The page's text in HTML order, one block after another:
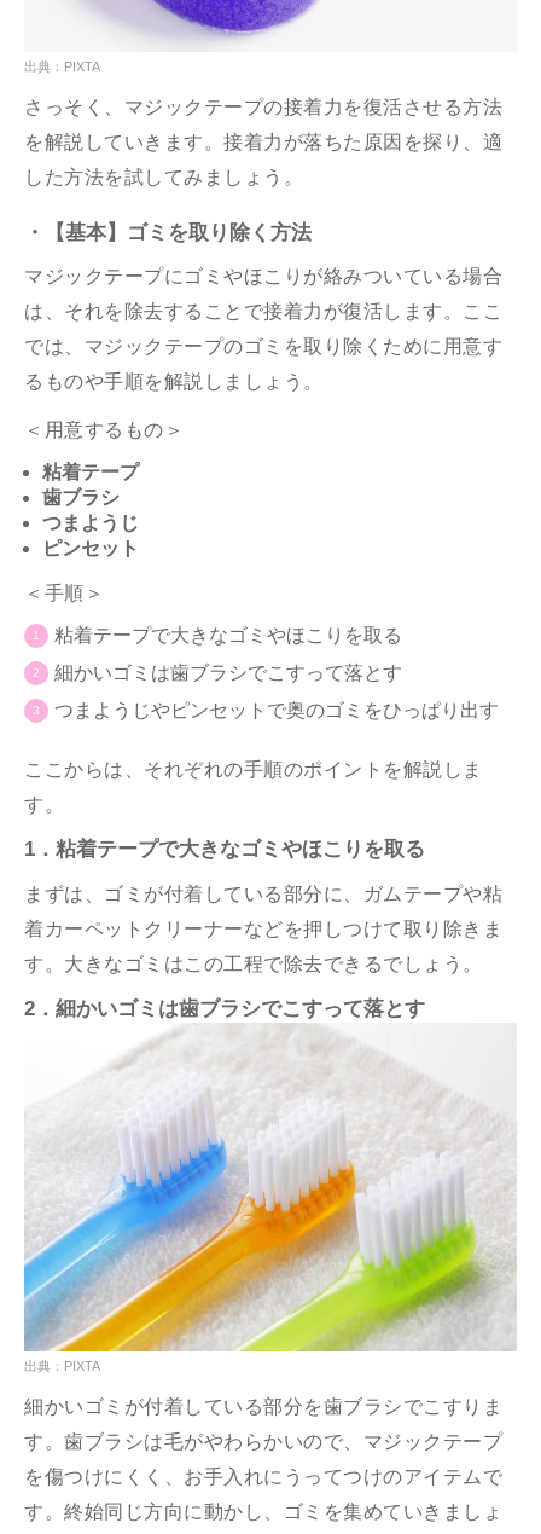
出典：PIXTA
さっそく、マジックテープの接着力を復活させる方法
を解説していきます。接着力が落ちた原因を探り、適
した方法を試してみましょう。
・【基本】ゴミを取り除く方法
マジックテープにゴミやほこりが絡みついている場合
は、それを除去することで接着力が復活します。ここ
では、マジックテープのゴミを取り除くために用意す
るものや手順を解説しましょう。
＜用意するもの＞
粘着テープ
歯ブラシ
つまようじ
ピンセット
＜手順＞
粘着テープで大きなゴミやほこりを取る
細かいゴミは歯ブラシでこすって落とす
つまようじやピンセットで奥のゴミをひっぱり出す
ここからは、それぞれの手順のポイントを解説しま
す。
1．粘着テープで大きなゴミやほこりを取る
まずは、ゴミが付着している部分に、ガムテープや粘
着カーペットクリーナーなどを押しつけて取り除きま
す。大きなゴミはこの工程で除去できるでしょう。
2．細かいゴミは歯ブラシでこすって落とす
出典：PIXTA
細かいゴミが付着している部分を歯ブラシでこすりま
す。歯ブラシは毛がやわらかいので、マジックテープ
を傷つけにくく、お手入れにうってつけのアイテムで
す。終始同じ方向に動かし、ゴミを集めていきましょ